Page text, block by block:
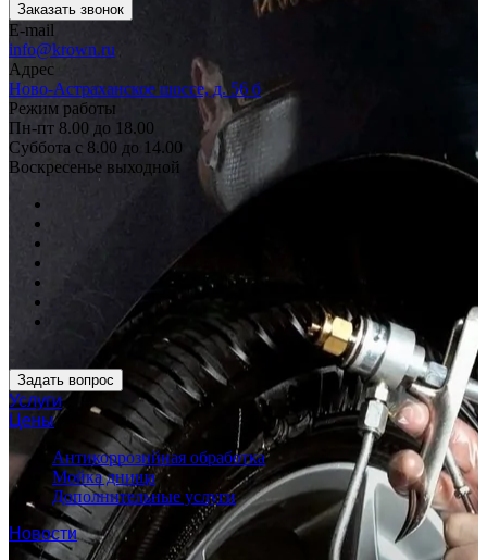
Заказать звонок
E-mail
info@krown.ru
Адрес
Ново-Астраханское шоссе, д. 56 б
Режим работы
Пн-пт 8.00 до 18.00
Суббота с 8.00 до 14.00
Воскресенье выходной
Задать вопрос
Услуги
Цены
Антикоррозийная обработка
Мойка днища
Дополнительные услуги
Новости